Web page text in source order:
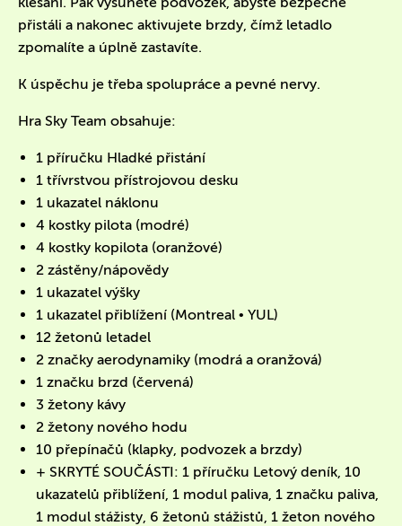
přistáli a nakonec aktivujete brzdy, čímž letadlo
zpomalíte a úplně zastavíte.
K úspěchu je třeba spolupráce a pevné nervy.
Hra Sky Team obsahuje:
1 příručku Hladké přistání
1 třívrstvou přístrojovou desku
1 ukazatel náklonu
4 kostky pilota (modré)
4 kostky kopilota (oranžové)
2 zástěny/nápovědy
1 ukazatel výšky
1 ukazatel přiblížení (Montreal • YUL)
12 žetonů letadel
2 značky aerodynamiky (modrá a oranžová)
1 značku brzd (červená)
3 žetony kávy
2 žetony nového hodu
10 přepínačů (klapky, podvozek a brzdy)
+ SKRYTÉ SOUČÁSTI: 1 příručku Letový deník, 10
ukazatelů přiblížení, 1 modul paliva, 1 značku paliva,
1 modul stážisty, 6 žetonů stážistů, 1 žeton nového